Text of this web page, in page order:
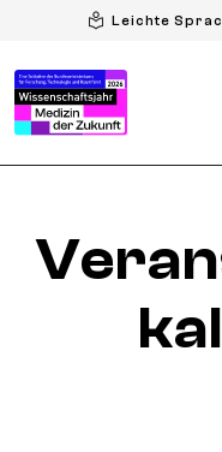
Leichte